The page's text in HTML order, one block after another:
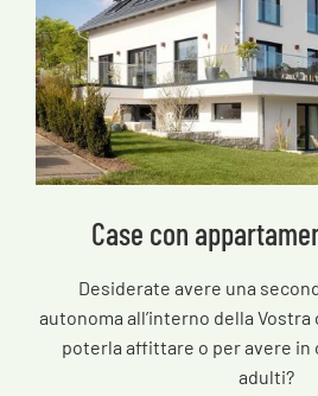
Case con
Desiderate avere una
autonoma all’interno della
poterla affittare o per avere in
adulti?